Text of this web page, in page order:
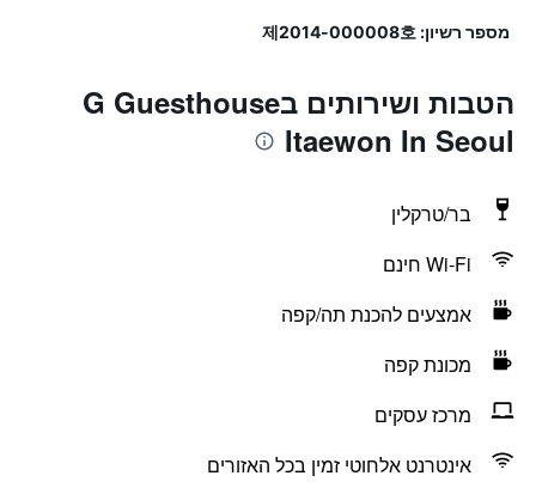
מספר רשיון: 제2014-000008호
הטבות ושירותים בG Guesthouse
Itaewon In Seoul
בר/טרקלין
Wi-Fi חינם
אמצעים להכנת תה/קפה
מכונת קפה
מרכז עסקים
אינטרנט אלחוטי זמין בכל האזורים